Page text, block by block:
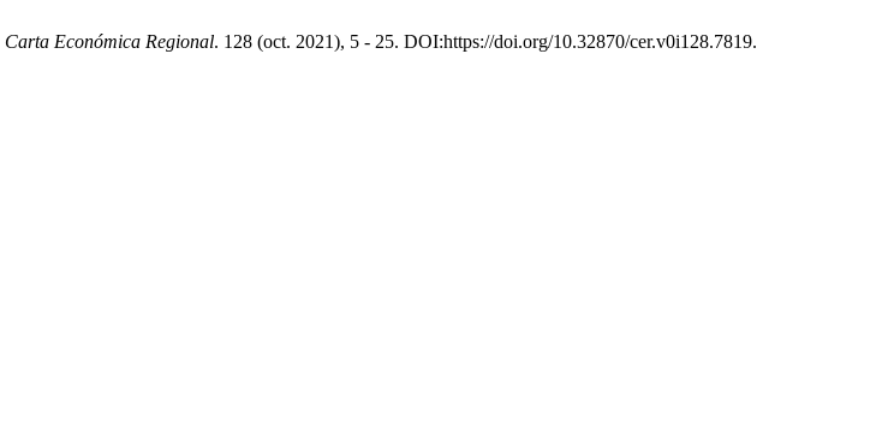
Carta Económica Regional. 128 (oct. 2021), 5 - 25. DOI:https://doi.org/10.32870/cer.v0i128.7819.